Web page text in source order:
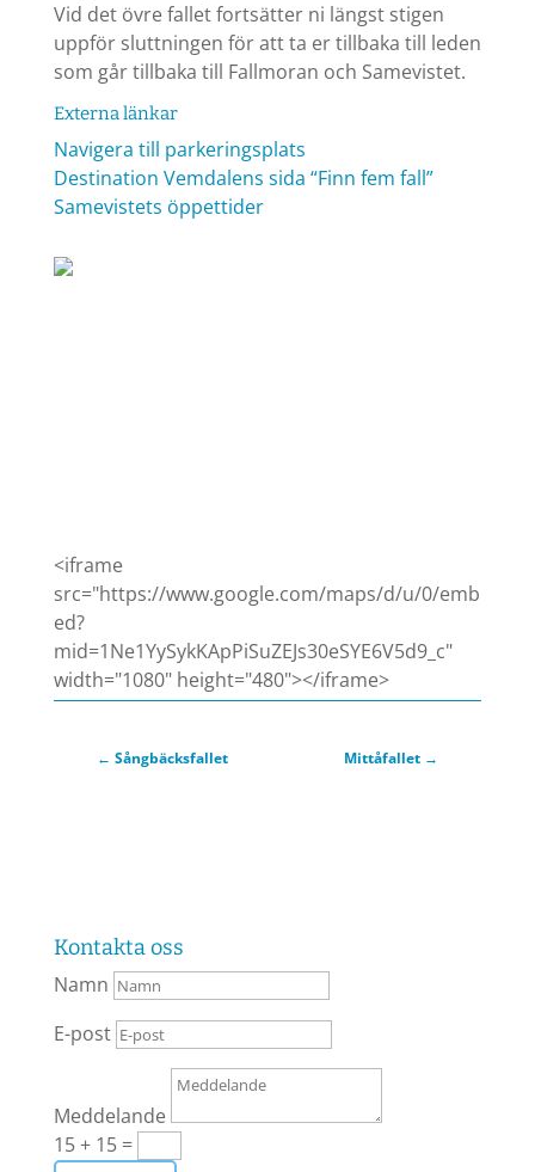
Vid det övre fallet fortsätter ni längst stigen
uppför sluttningen för att ta er tillbaka till leden
som går tillbaka till Fallmoran och Samevistet.
Externa länkar
Navigera till parkeringsplats
Destination Vemdalens sida “Finn fem fall”
Samevistets öppettider
<iframe
src="https://www.google.com/maps/d/u/0/emb
ed?
mid=1Ne1YySykKApPiSuZEJs30eSYE6V5d9_c"
width="1080" height="480"></iframe>
← Sångbäcksfallet Mittåfallet →
Kontakta oss
Namn
E-post
Meddelande
15 + 15=